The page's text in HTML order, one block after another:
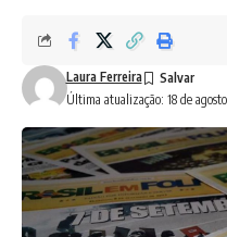
Última atualização: 18 de
Laura Ferreira